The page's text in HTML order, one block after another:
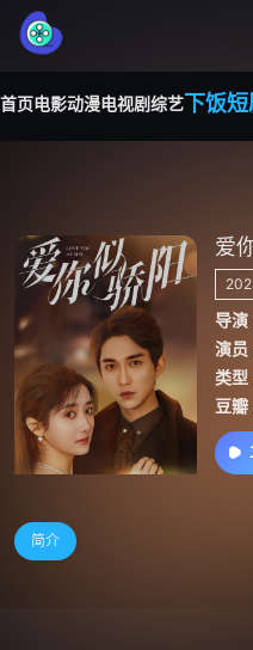
首页电影动漫电视剧综艺下饭短
爱
导演
演员
类型
豆瓣
简介